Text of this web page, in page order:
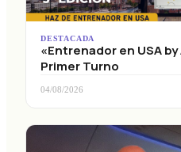
DESTACADA
«Entrenador en USA by
Primer Turno
04/08/2026